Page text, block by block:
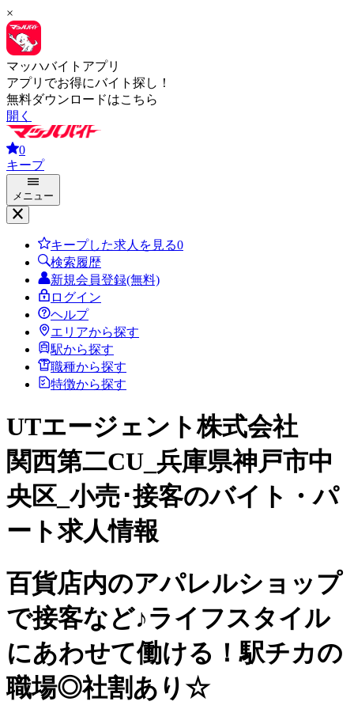
×
マッハバイトアプリ
アプリでお得にバイト探し！
無料ダウンロードはこちら
開く
0
キープ
メニュー
キープした求人を見る0
検索履歴
新規会員登録(無料)
ログイン
ヘルプ
エリアから探す
駅から探す
職種から探す
特徴から探す
UTエージェント株式会社
関西第二CU_兵庫県神戸市中
央区_小売･接客のバイト・パ
ート求人情報
百貨店内のアパレルショップ
で接客など♪ライフスタイル
にあわせて働ける！駅チカの
職場◎社割あり☆